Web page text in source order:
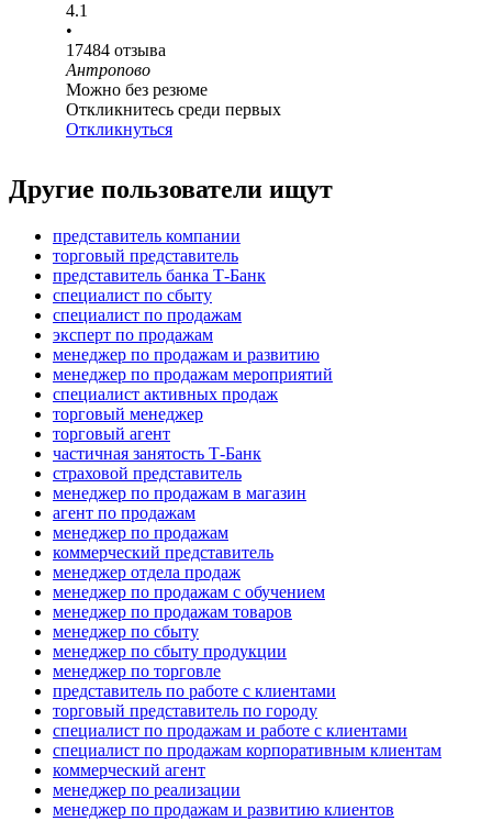
4.1
•
17484 отзыва
Антропово
Можно без резюме
Откликнитесь среди первых
Откликнуться
Другие пользователи ищут
представитель компании
торговый представитель
представитель банка Т-Банк
специалист по сбыту
специалист по продажам
эксперт по продажам
менеджер по продажам и развитию
менеджер по продажам мероприятий
специалист активных продаж
торговый менеджер
торговый агент
частичная занятость Т-Банк
страховой представитель
менеджер по продажам в магазин
агент по продажам
менеджер по продажам
коммерческий представитель
менеджер отдела продаж
менеджер по продажам с обучением
менеджер по продажам товаров
менеджер по сбыту
менеджер по сбыту продукции
менеджер по торговле
представитель по работе с клиентами
торговый представитель по городу
специалист по продажам и работе с клиентами
специалист по продажам корпоративным клиентам
коммерческий агент
менеджер по реализации
менеджер по продажам и развитию клиентов